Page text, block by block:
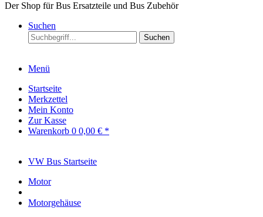
Der Shop für Bus Ersatzteile und Bus Zubehör
Suchen
Suchen
Menü
Startseite
Merkzettel
Mein Konto
Zur Kasse
Warenkorb 0 0,00 € *
VW Bus Startseite
Motor
Motorgehäuse